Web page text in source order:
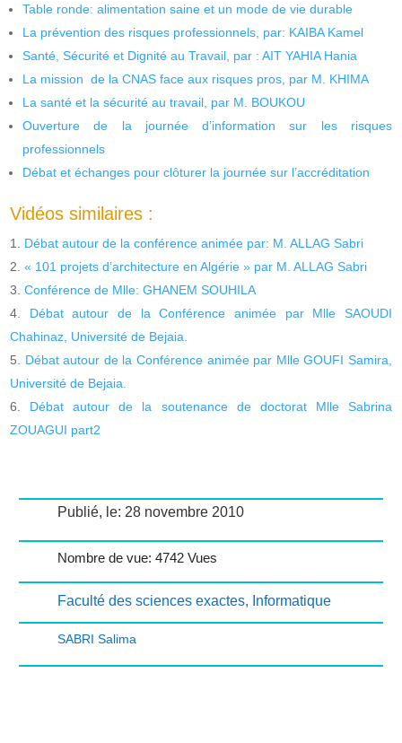
Table ronde: alimentation saine et un mode de vie durable
La prévention des risques professionnels, par: KAIBA Kamel
Santé, Sécurité et Dignité au Travail, par : AIT YAHIA Hania
La mission de la CNAS face aux risques pros, par M. KHIMA
La santé et la sécurité au travail, par M. BOUKOU
Ouverture de la journée d’information sur les risques
professionnels
Débat et échanges pour clôturer la journée sur l’accréditation
Vidéos similaires :
Débat autour de la conférence animée par: M. ALLAG Sabri
« 101 projets d’architecture en Algérie » par M. ALLAG Sabri
Conférence de Mlle: GHANEM SOUHILA
Débat autour de la Conférence animée par Mlle SAOUDI
Chahinaz, Université de Bejaia.
Débat autour de la Conférence animée par Mlle GOUFI Samira,
Université de Bejaia.
Débat autour de la soutenance de doctorat Mlle Sabrina
ZOUAGUI part2
Publié, le: 28 novembre 2010
Nombre de vue: 4742 Vues
Faculté des sciences exactes, Informatique
SABRI Salima